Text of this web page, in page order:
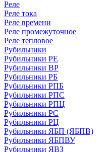
Реле
Реле тока
Реле времени
Реле промежуточное
Реле тепловое
Рубильники
Рубильники РЕ
Рубильники ВР
Рубильники РБ
Рубильники РПБ
Рубильники РПС
Рубильники РПЦ
Рубильники РС
Рубильники РЦ
Рубильники ЯБП (ЯБПВ)
Рубильники ЯБПВУ
Рубильники ЯВЗ